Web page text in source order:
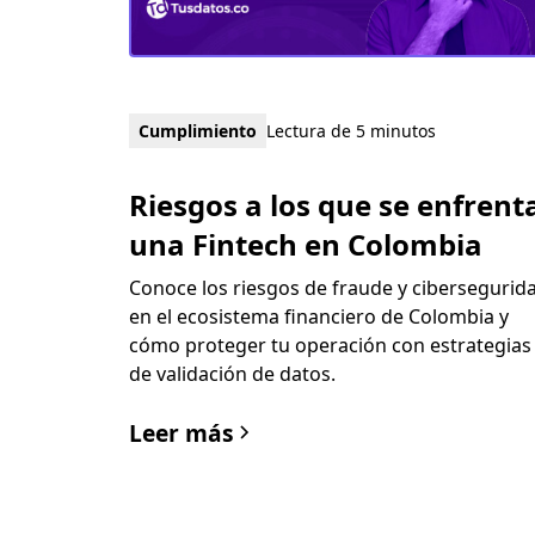
Cumplimiento Lectura de 5 minutos
Riesgos a los que se
una Fintech en Colombia
Conoce los riesgos de fraude y
en el ecosistema financiero de Colombia y
cómo proteger tu operación con estrategias
de validación de datos.
Leer más